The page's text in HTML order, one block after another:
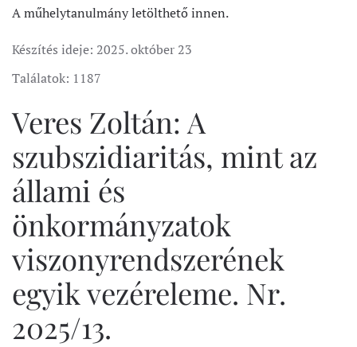
A műhelytanulmány letölthető innen.
Készítés ideje: 2025. október 23
Találatok: 1187
Veres Zoltán: A
szubszidiaritás, mint az
állami és
önkormányzatok
viszonyrendszerének
egyik vezéreleme. Nr.
2025/13.